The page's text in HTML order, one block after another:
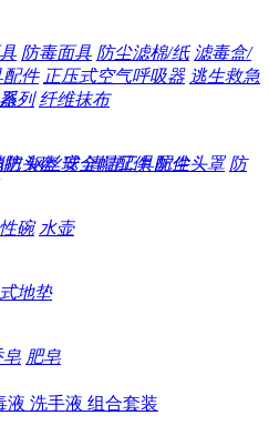
防毒面具 防尘滤棉/纸 滤毒盒/
配件 正压式空气呼吸器 逃生救急
防头盔 安全帽配件 防尘头罩 防
列 纤维抹布
把 钢丝球 清洁工具配件
碗 水壶
地垫
皂 肥皂